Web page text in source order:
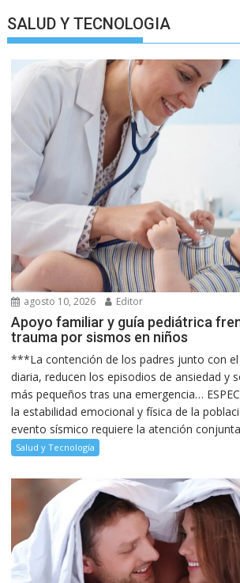
SALUD Y TECNOLOGIA
agosto 10, 2026 Editor
Apoyo familiar y guía pediátrica
trauma por sismos en niños
***La contención de los padres junto con
diaria, reducen los episodios de ansiedad y
más pequeños tras una emergencia…
la estabilidad emocional y física de la
evento sísmico requiere la atención
Salud y Tecnología